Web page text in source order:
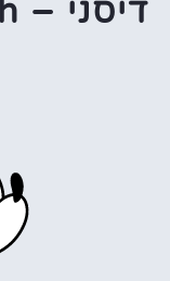
דיסני – Earl Of Sandwich